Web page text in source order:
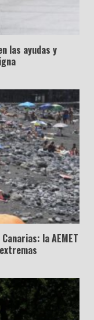
las ayudas y
la AEMET